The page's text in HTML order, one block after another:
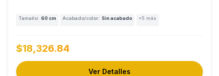
Tamaño: 60 cm Acabado/color: Sin acabado +5 más
$18,326.84
Ver Detalles